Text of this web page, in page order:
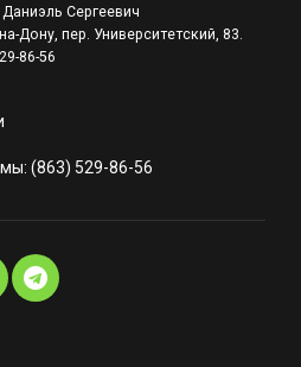
Сергеевич
Дону, пер. Университетский, 83.
86-56
(863) 529-86-56